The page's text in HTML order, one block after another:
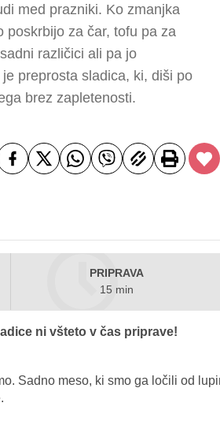
med prazniki. Ko zmanjka
poskrbijo za čar, tofu pa za
različici ali pa jo
preprosta sladica, ki, diši po
brez zapletenosti.
PRIPRAVA
15 min
ni všteto v čas priprave!
Sadno meso, ki smo ga ločili od